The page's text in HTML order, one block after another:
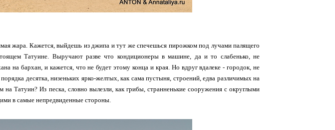
жара. Кажется, выйдешь из джипа и тут же спечешься пирожком под лучами палящего
Татуине. Выручают разве что кондиционеры в машине, да и то слабенько, не
на бархан, и кажется, что не будет этому конца и края. Но вдруг вдалеке - городок, не
десятка, низеньких ярко-желтых, как сама пустыня, строений, едва различимых на
Татуин? Из песка, словно вылезли, как грибы, странненькие сооружения с округлыми
в самые непредвиденные стороны.